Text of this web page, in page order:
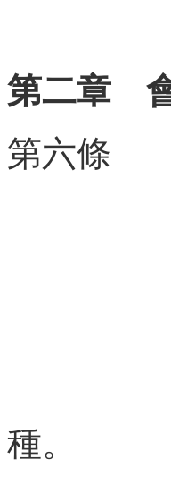
六、
第二章
第六條
本
「正
「準
「合
「榮
種。